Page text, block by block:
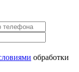
обработки